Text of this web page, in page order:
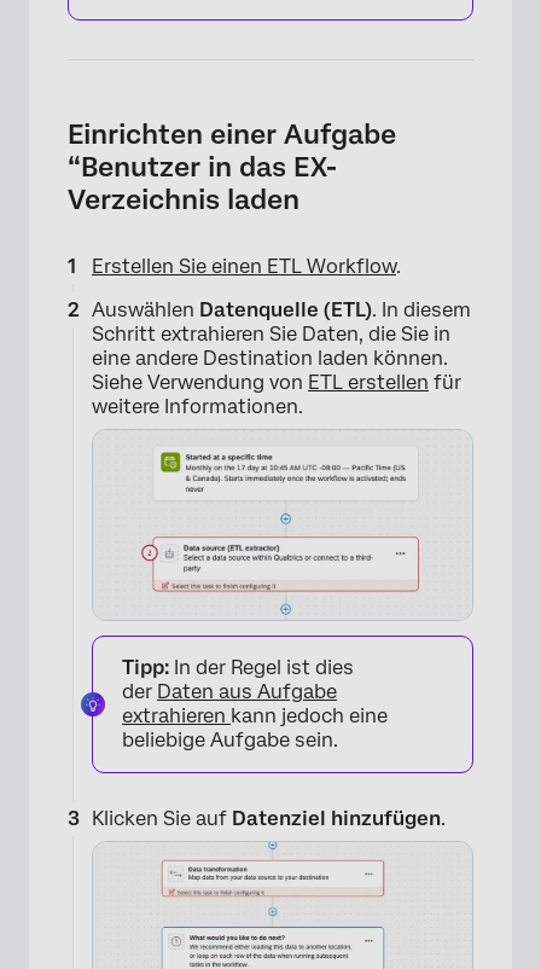
Einrichten einer Aufgabe
“Benutzer in das EX-
Verzeichnis laden
Erstellen Sie einen ETL Workflow.
Auswählen Datenquelle (ETL). In diesem
Schritt extrahieren Sie Daten, die Sie in
eine andere Destination laden können.
Siehe Verwendung von ETL erstellen für
weitere Informationen.
Tipp: In der Regel ist dies
der Daten aus Aufgabe
extrahieren kann jedoch eine
beliebige Aufgabe sein.
Klicken Sie auf Datenziel hinzufügen.